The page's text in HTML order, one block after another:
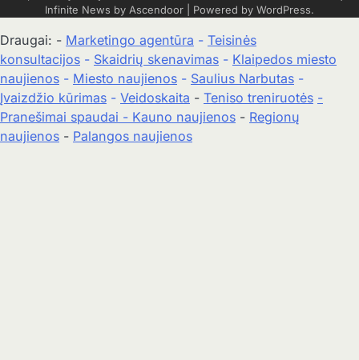
Infinite News by Ascendoor | Powered by WordPress.
Draugai: - Marketingo agentūra - Teisinės
konsultacijos - Skaidrių skenavimas - Klaipedos miesto
naujienos - Miesto naujienos - Saulius Narbutas -
Įvaizdžio kūrimas - Veidoskaita - Teniso treniruotės -
Pranešimai spaudai - Kauno naujienos - Regionų
naujienos - Palangos naujienos